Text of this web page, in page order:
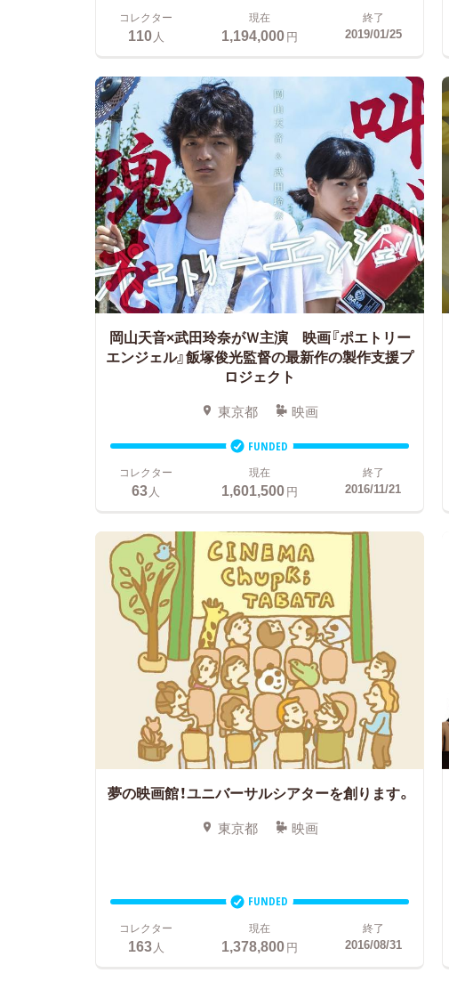
コレクター
110人
現在
1,194,000円
終了
2019/01/25
岡山天音×武田玲奈がＷ主演 映画『ポエトリー
エンジェル』飯塚俊光監督の最新作の製作支援プ
ロジェクト
東京都 映画
FUNDED
コレクター
63人
現在
1,601,500円
終了
2016/11/21
夢の映画館！ユニバーサルシアターを創ります。
東京都 映画
FUNDED
コレクター
163人
現在
1,378,800円
終了
2016/08/31